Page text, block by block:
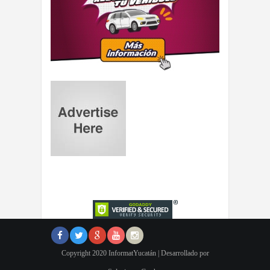
Copyright 2020 InformatYucatán | Desarrollado por